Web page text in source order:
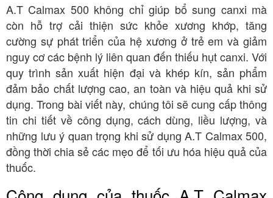
A.T Calmax 500 không chỉ giúp bổ sung canxi mà
còn hỗ trợ cải thiện sức khỏe xương khớp, tăng
cường sự phát triển của hệ xương ở trẻ em và giảm
nguy cơ các bệnh lý liên quan đến thiếu hụt canxi. Với
quy trình sản xuất hiện đại và khép kín, sản phẩm
đảm bảo chất lượng cao, an toàn và hiệu quả khi sử
dụng. Trong bài viết này, chúng tôi sẽ cung cấp thông
tin chi tiết về công dụng, cách dùng, liều lượng, và
những lưu ý quan trọng khi sử dụng A.T Calmax 500,
đồng thời chia sẻ các mẹo để tối ưu hóa hiệu quả của
thuốc.